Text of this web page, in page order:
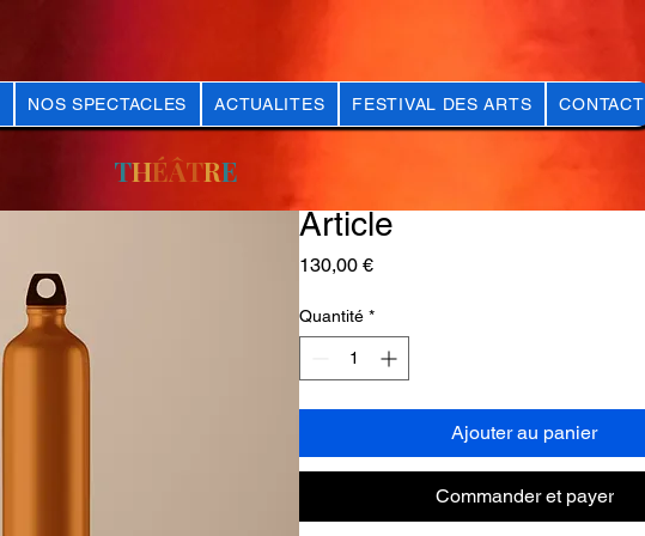
NOS SPECTACLES ACTUALITES FESTIVAL DES ARTS CONTACT
THÉÂTRE
Article
130,00 €Prix
Quantité *
Ajouter au panier
Commander et payer